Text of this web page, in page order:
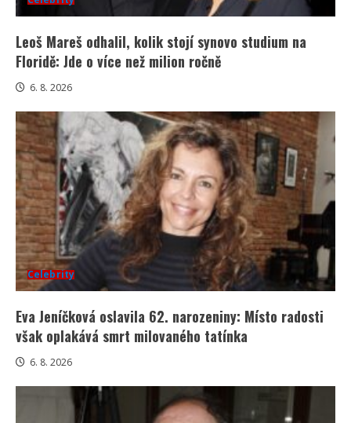
Leoš Mareš odhalil, kolik stojí synovo studium na
Floridě: Jde o více než milion ročně
6. 8. 2026
Celebrity
Eva Jeníčková oslavila 62. narozeniny: Místo radosti
však oplakává smrt milovaného tatínka
6. 8. 2026